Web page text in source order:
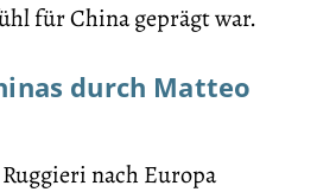
für China geprägt war.
durch Matteo
nach Europa